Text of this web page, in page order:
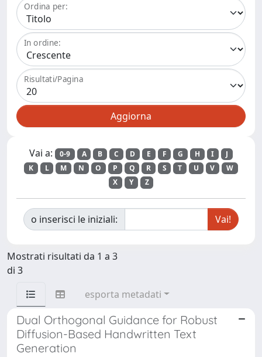
Ordina per:
In ordine:
Risultati/Pagina
Vai a: 0-9 A B C D E F G H I
J
K
L M N O P Q R S T U V
W
X
Y Z
o inserisci le iniziali:
Mostrati risultati da 1 a 3
di 3
esporta metadati
Dual Orthogonal Guidance for Robust
Diffusion-Based Handwritten Text
Generation